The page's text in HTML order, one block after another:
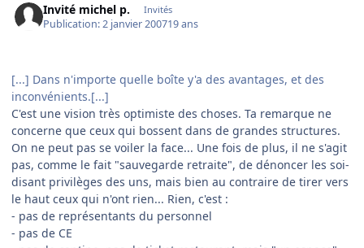
Invité michel p. Invités
Publication:2 janvier 200719 ans
[...] Dans n'importe quelle boîte y'a des avantages, et des
inconvénients.[...]
C'est une vision très optimiste des choses. Ta remarque ne
concerne que ceux qui bossent dans de grandes structures.
On ne peut pas se voiler la face... Une fois de plus, il ne s'agit
pas, comme le fait "sauvegarde retraite", de dénoncer les soi-
disant privilèges des uns, mais bien au contraire de tirer vers
le haut ceux qui n'ont rien... Rien, c'est :
- pas de représentants du personnel
- pas de CE